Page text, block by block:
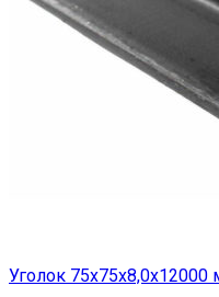
Уголок